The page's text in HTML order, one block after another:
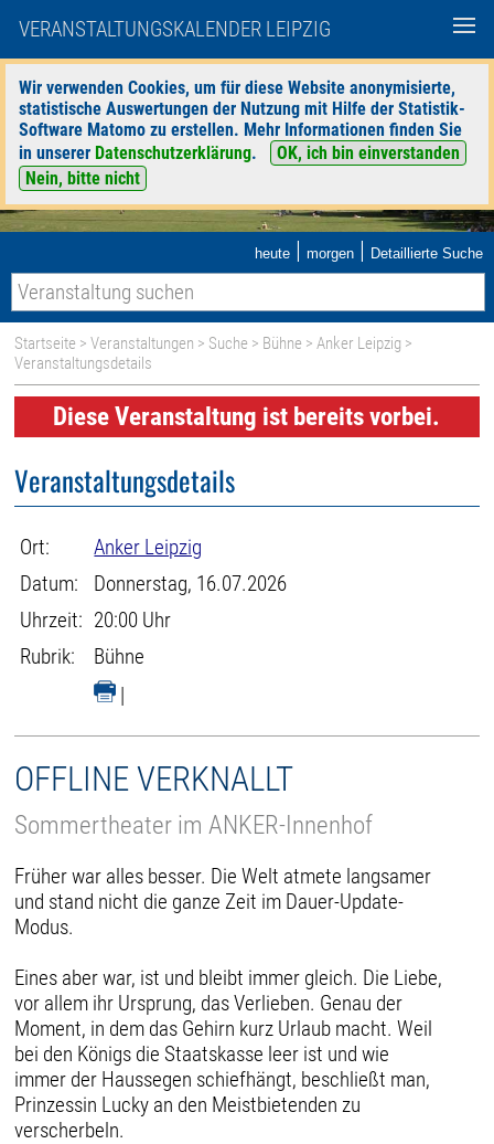
VERANSTALTUNGSKALENDER LEIPZIG
Wir verwenden Cookies, um für diese Website anonymisierte,
statistische Auswertungen der Nutzung mit Hilfe der Statistik-
Software Matomo zu erstellen. Mehr Informationen finden Sie
in unserer Datenschutzerklärung.
OK, ich bin einverstanden
Nein, bitte nicht
heute | morgen | Detaillierte Suche
Startseite >Veranstaltungen > Suche > Bühne >Anker Leipzig >
Veranstaltungsdetails
Diese Veranstaltung ist bereits vorbei.
Veranstaltungsdetails
Ort:
Anker Leipzig
Datum:
Donnerstag, 16.07.2026
Uhrzeit: 20:00 Uhr
Rubrik:
Bühne
|
OFFLINE VERKNALLT
Sommertheater im ANKER-Innenhof
Früher war alles besser. Die Welt atmete langsamer
und stand nicht die ganze Zeit im Dauer-Update-
Modus.
Eines aber war, ist und bleibt immer gleich. Die Liebe,
vor allem ihr Ursprung, das Verlieben. Genau der
Moment, in dem das Gehirn kurz Urlaub macht. Weil
bei den Königs die Staatskasse leer ist und wie
immer der Haussegen schiefhängt, beschließt man,
Prinzessin Lucky an den Meistbietenden zu
verscherbeln.